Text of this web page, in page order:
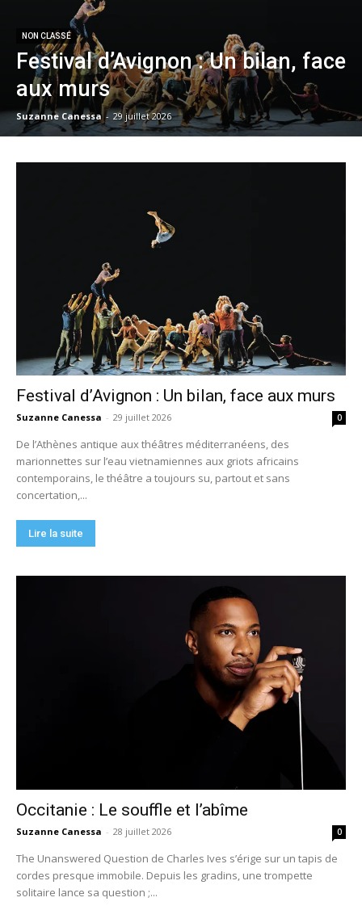
NON CLASSÉ
Festival d’Avignon : Un bilan, face
aux murs
Suzanne Canessa - 29 juillet 2026
Festival d’Avignon : Un bilan, face aux murs
Suzanne Canessa - 29 juillet 2026 0
De l’Athènes antique aux théâtres méditerranéens, des
marionnettes sur l’eau vietnamiennes aux griots africains
contemporains, le théâtre a toujours su, partout et sans
concertation,...
Lire la suite
Occitanie : Le souffle et l’abîme
Suzanne Canessa - 28 juillet 2026 0
The Unanswered Question de Charles Ives s’érige sur un tapis de
cordes presque immobile. Depuis les gradins, une trompette
solitaire lance sa question ;...